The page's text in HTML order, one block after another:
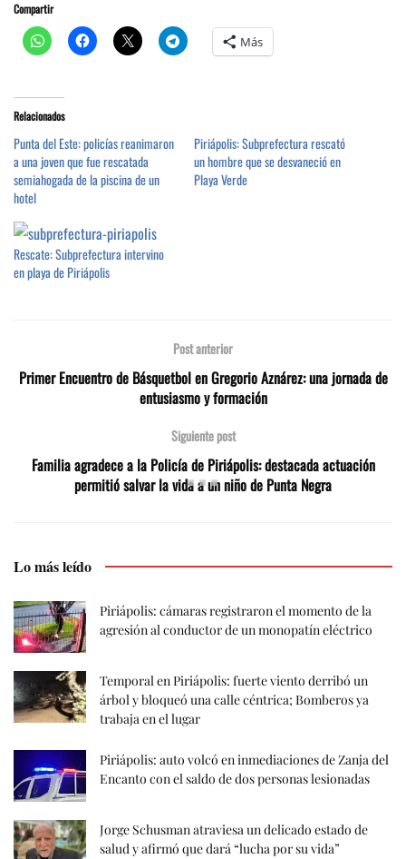
Compartir
Más
Relacionados
Punta del Este: policías reanimaron
a una joven que fue rescatada
semiahogada de la piscina de un
hotel
Piriápolis: Subprefectura rescató
un hombre que se desvaneció en
Playa Verde
Rescate: Subprefectura intervino
en playa de Piriápolis
Post anterior
Primer Encuentro de Básquetbol en Gregorio Aznárez: una jornada de
entusiasmo y formación
Siguiente post
Familia agradece a la Policía de Piriápolis: destacada actuación
permitió salvar la vida a un niño de Punta Negra
Lo más leído
Piriápolis: cámaras registraron el momento de la
agresión al conductor de un monopatín eléctrico
Temporal en Piriápolis: fuerte viento derribó un
árbol y bloqueó una calle céntrica; Bomberos ya
trabaja en el lugar
Piriápolis: auto volcó en inmediaciones de Zanja del
Encanto con el saldo de dos personas lesionadas
Jorge Schusman atraviesa un delicado estado de
salud y afirmó que dará “lucha por su vida”